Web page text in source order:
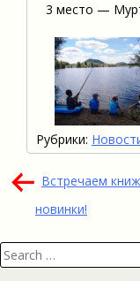
3 место —
Рубрики:
Навигация
по
Встречаем
новинки!
Search
for: